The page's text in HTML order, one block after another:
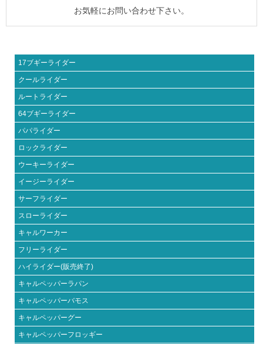
お気軽にお問い合わせ下さい。
17ブギーライダー
クールライダー
ルートライダー
64ブギーライダー
パパライダー
ロックライダー
ウーキーライダー
イージーライダー
サーフライダー
スローライダー
キャルワーカー
フリーライダー
ハイライダー(販売終了)
キャルペッパーラパン
キャルペッパーバモス
キャルペッパーグー
キャルペッパーフロッギー